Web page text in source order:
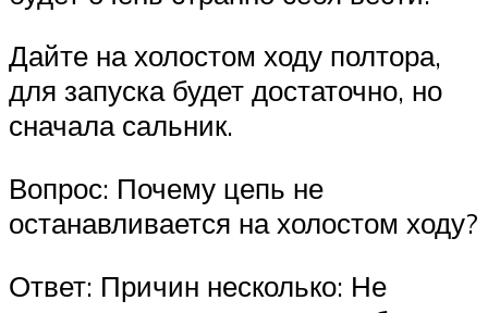
Дайте на холостом ходу полтора,
для запуска будет достаточно, но
сначала сальник.
Вопрос: Почему цепь не
останавливается на холостом ходу?
Ответ: Причин несколько: Не